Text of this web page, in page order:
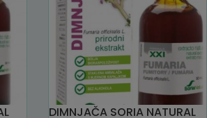
DIMNJAČA SORIA NATURAL